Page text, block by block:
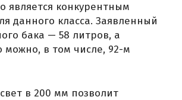
является конкурентным
данного класса. Заявленный
бака — 58 литров, а
можно, в том числе, 92-м
в 200 мм позволит